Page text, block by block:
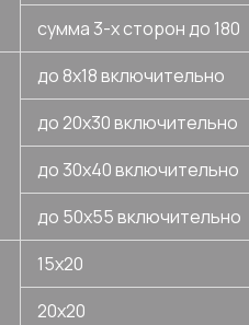
сумма 3-х сторон до 180
до 8х18 включительно
до 20х30 включительно
до 30х40 включительно
до 50х55 включительно
15х20
20х20